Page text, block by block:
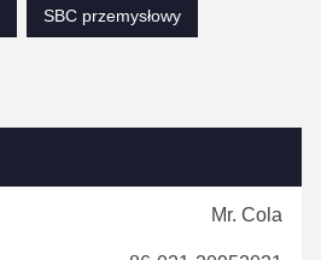
SBC przemysłowy
Mr. Cola